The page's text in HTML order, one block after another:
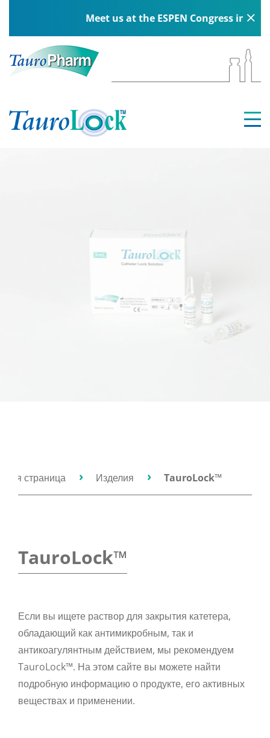
Meet us at the ESPEN Congress in Berlin,
страница Изделия TauroLock™
TauroLock™
Если вы ищете раствор для закрытия катетера,
обладающий как антимикробным, так и
антикоагулянтным действием, мы рекомендуем
TauroLock™. На этом сайте вы можете найти
подробную информацию о продукте, его активных
веществах и применении.